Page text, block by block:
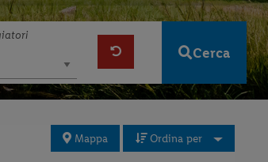
Cerca
Mappa Ordina per